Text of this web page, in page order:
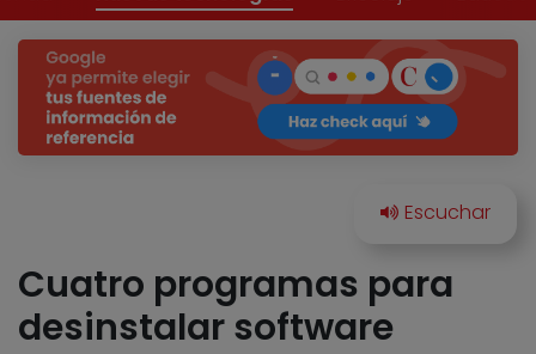
Cuatro programas para
desinstalar software